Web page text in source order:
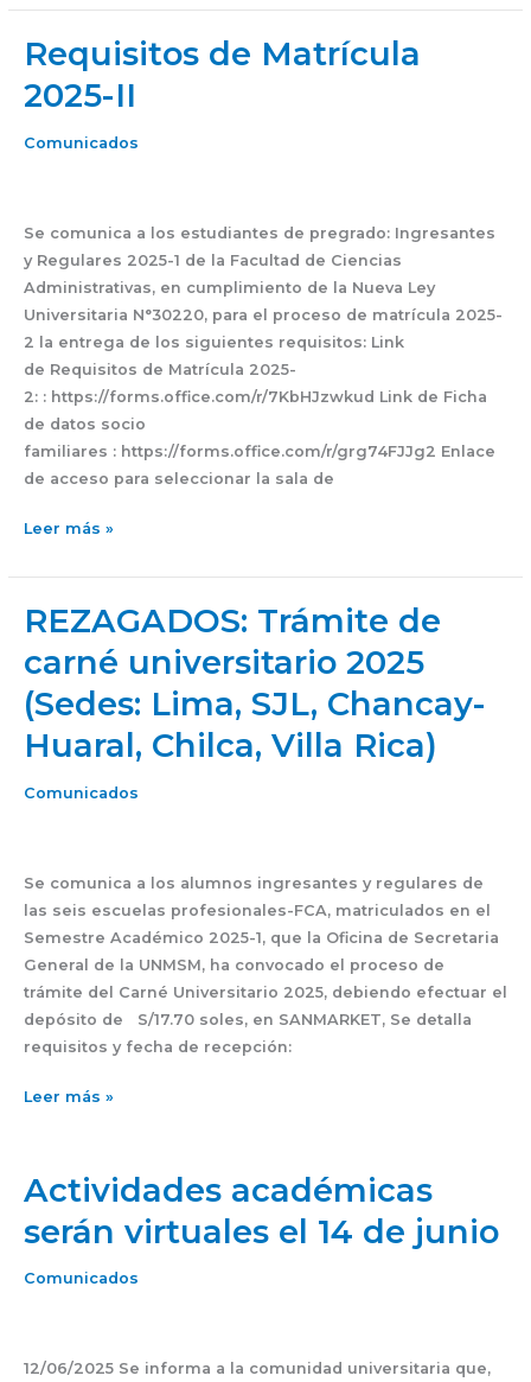
Requisitos de Matrícula
2025-II
Comunicados
Se comunica a los estudiantes de pregrado: Ingresantes
y Regulares 2025-1 de la Facultad de Ciencias
Administrativas, en cumplimiento de la Nueva Ley
Universitaria N°30220, para el proceso de matrícula 2025-
2 la entrega de los siguientes requisitos: Link
de Requisitos de Matrícula 2025-
2: : https://forms.office.com/r/7KbHJzwkud Link de Ficha
de datos socio
familiares : https://forms.office.com/r/grg74FJJg2 Enlace
de acceso para seleccionar la sala de
Requisitos
Matrícula
Leer más »
REZAGADOS: Trámite de
carné universitario 2025
(Sedes: Lima, SJL, Chancay-
Huaral, Chilca, Villa Rica)
Comunicados
Se comunica a los alumnos ingresantes y regulares de
las seis escuelas profesionales-FCA, matriculados en el
Semestre Académico 2025-1, que la Oficina de Secretaria
General de la UNMSM, ha convocado el proceso de
trámite del Carné Universitario 2025, debiendo efectuar el
depósito de S/17.70 soles, en SANMARKET, Se detalla
requisitos y fecha de recepción:
REZAGADOS:
de
carné
universitario
2025
Lima,
Huaral,
Chilca,
Villa
Rica)
Leer más »
Actividades académicas
serán virtuales el 14 de junio
Comunicados
12/06/2025 Se informa a la comunidad universitaria que,
Actividades
serán
junio